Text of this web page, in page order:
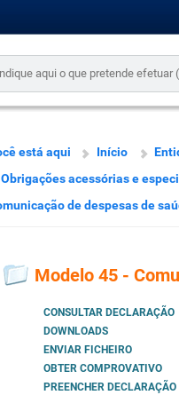
está aqui Início
Obrigações acessórias e
de despesas de
Modelo 45 -
CONSULTAR DECLARAÇÃO
DOWNLOADS
ENVIAR FICHEIRO
OBTER COMPROVATIVO
PREENCHER DECLARAÇÃO